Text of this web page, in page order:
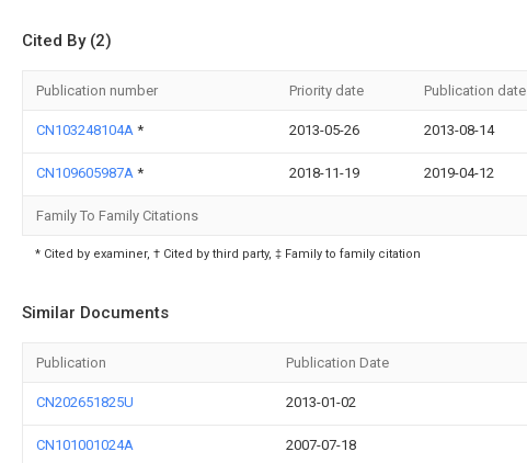
Cited By (2)
Publication number Priority date Publication date
CN103248104A * 2013-05-26 2013-08-14
CN109605987A * 2018-11-19 2019-04-12
Family To Family Citations
* Cited by examiner, † Cited by third party, ‡ Family to family citation
Similar Documents
Publication Publication Date
CN202651825U 2013-01-02
CN101001024A 2007-07-18